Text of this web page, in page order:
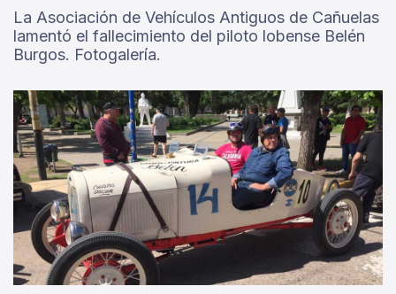
La Asociación de Vehículos Antiguos de Cañuelas
lamentó el fallecimiento del piloto lobense Belén
Burgos. Fotogalería.